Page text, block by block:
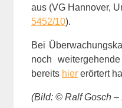
aus (VG Hannover,
5452/10).
Bei
noch
bereits hier erörtert
(Bild: © Ralf Gosch –